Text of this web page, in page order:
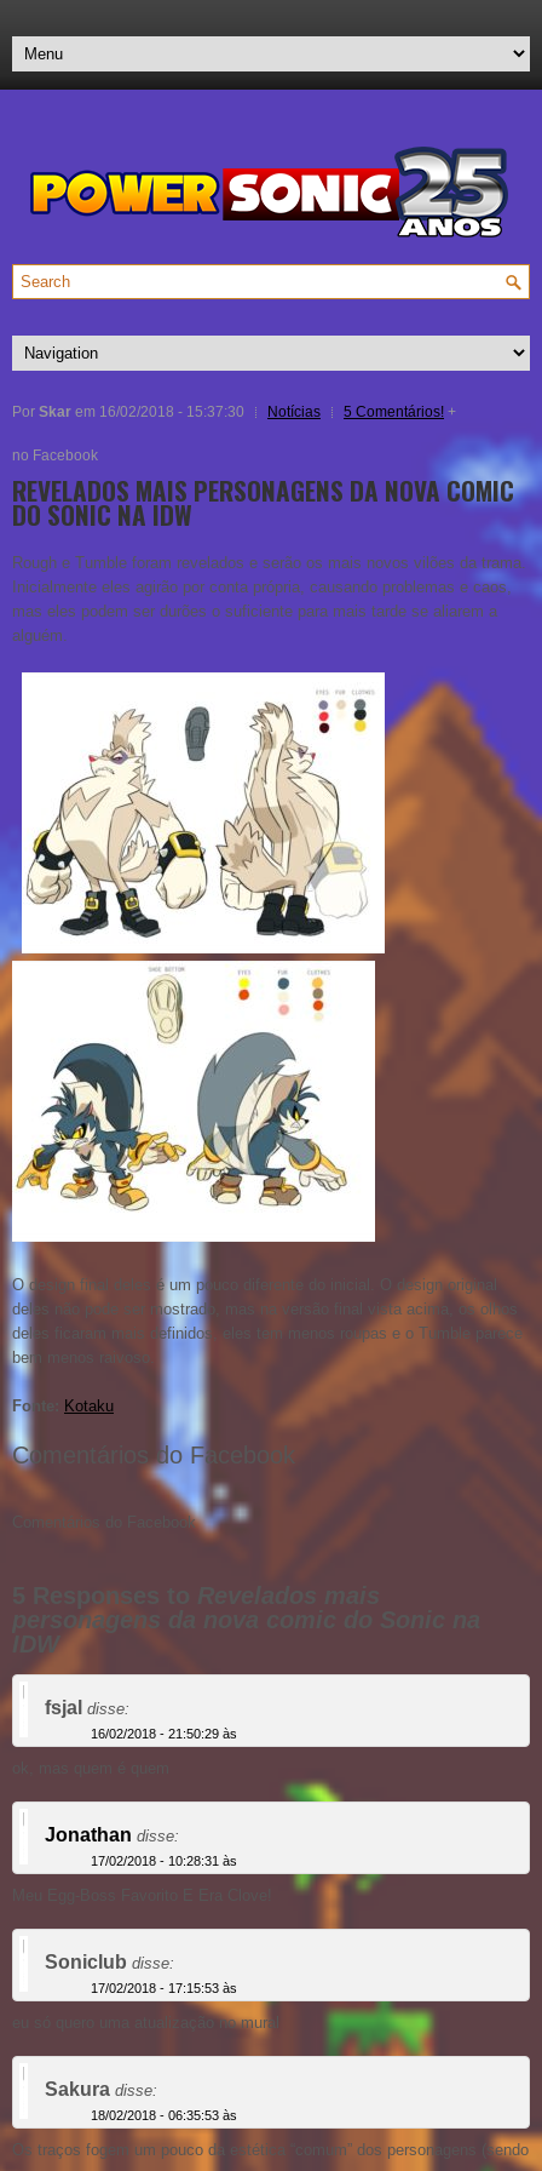
Por Skar em 16/02/2018 - 15:37:30 Notícias 5 Comentários! +
no Facebook
REVELADOS MAIS PERSONAGENS DA NOVA COMIC
DO SONIC NA IDW
Rough e Tumble foram revelados e serão os mais novos vilões da trama.
Inicialmente eles agirão por conta própria, causando problemas e caos,
mas eles podem ser durões o suficiente para mais tarde se aliarem a
alguém.
O design final deles é um pouco diferente do inicial. O design original
deles não pode ser mostrado, mas na versão final vista acima, os olhos
deles ficaram mais definidos, eles tem menos roupas e o Tumble parece
bem menos raivoso.
Fonte: Kotaku
Comentários do Facebook
Comentários do Facebook
5 Responses to
personagens da nova comic do Sonic na
IDW
fsjal disse:
16/02/2018 - 21:50:29 às
Jonathan disse:
17/02/2018 - 10:28:31 às
Soniclub disse:
17/02/2018 - 17:15:53 às
eu só quero uma atualização no mural
Sakura disse:
18/02/2018 - 06:35:53 às
Os traços fogem um pouco da estética “comum” dos personagens (sendo